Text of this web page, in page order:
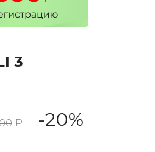
3
Р -20%